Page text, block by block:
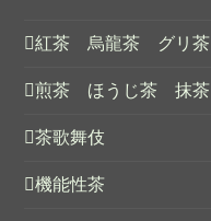
紅茶 烏龍茶 グリ茶
煎茶 ほうじ茶 抹茶
茶歌舞伎
機能性茶